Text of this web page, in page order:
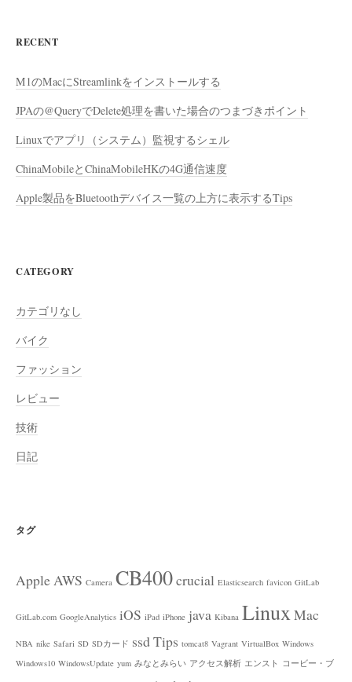
RECENT
M1のMacにStreamlinkをインストールする
JPAの@QueryでDelete処理を書いた場合のつまづきポイント
Linuxでアプリ（システム）監視するシェル
ChinaMobileとChinaMobileHKの4G通信速度
Apple製品をBluetoothデバイス一覧の上方に表示するTips
CATEGORY
カテゴリなし
バイク
ファッション
レビュー
技術
日記
タグ
AppleAWS Camera CB400crucial Elasticsearch favicon GitLab
GitLab.com GoogleAnalytics iOS iPad iPhone java Kibana LinuxMac
NBA nike Safari SD SDカード ssdTips tomcat8 Vagrant VirtualBox Windows
Windows10 WindowsUpdate yum みなとみらい アクセス解析 エンスト コービー・ブ